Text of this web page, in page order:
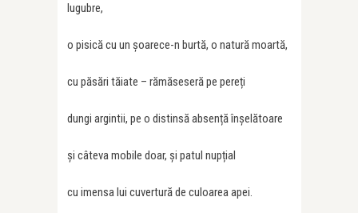
lugubre,
o pisică cu un șoarece-n burtă, o natură moartă,
cu păsări tăiate – rămăseseră pe pereți
dungi argintii, pe o distinsă absență înșelătoare
și câteva mobile doar, și patul nupțial
cu imensa lui cuvertură de culoarea apei.